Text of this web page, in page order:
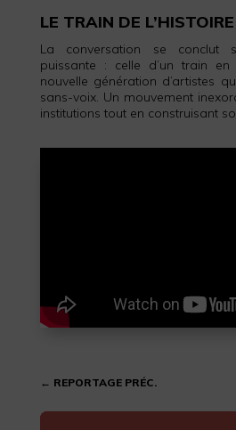
LE TRAIN DE L’HISTOIRE
La conversation se conclut
puissante : celle d’un train en
nouvelle génération d’artistes
sans-voix. Un mouvement
institutions tout en construisant
← REPORTAGE PRÉC.